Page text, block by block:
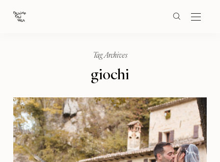
Tag Archives
giochi